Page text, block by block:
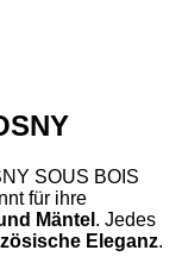
SOUS BOIS
für ihre
Mäntel . Jedes
Eleganz.